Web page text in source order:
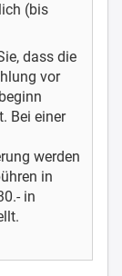
(bis
dass die
vor
Bei einer
werden
in
in